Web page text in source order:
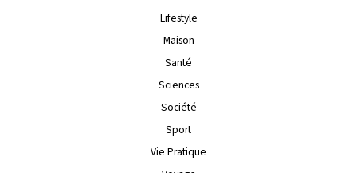
Lifestyle
Maison
Santé
Sciences
Société
Sport
Vie Pratique